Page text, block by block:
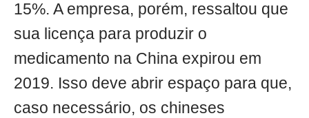
15%. A empresa, porém, ressaltou que
sua licença para produzir o
medicamento na China expirou em
2019. Isso deve abrir espaço para que,
caso necessário, os chineses